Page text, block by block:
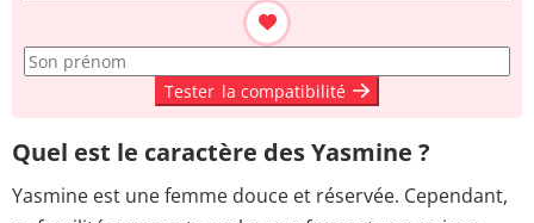
Tester la compatibilité
Quel est le caractère des Yasmine ?
Yasmine est une femme douce et réservée. Cependant,